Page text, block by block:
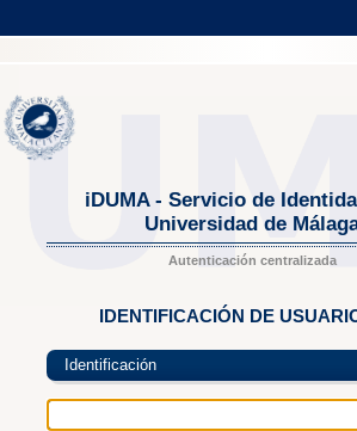
iDUMA - Servicio de
Universidad de
Autenticación centralizada
IDENTIFICACIÓN DE
Identificación